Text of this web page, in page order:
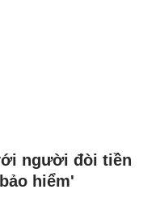
người đòi tiền
hiểm'